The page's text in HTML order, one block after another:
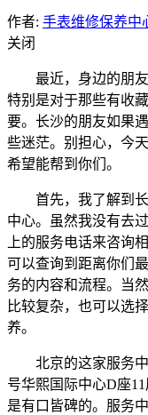
作者: 手表维修保养中
关闭
最近，身边的朋
特别是对于那些有收
要。长沙的朋友如果
些迷茫。别担心，今
希望能帮到你们。
首先，我了解到
中心。虽然我没有去
上的服务电话来咨询
可以查询到距离你们
务的内容和流程。当
比较复杂，也可以选
养。
北京的这家服务
号华熙国际中心D座
是有口皆碑的。服务